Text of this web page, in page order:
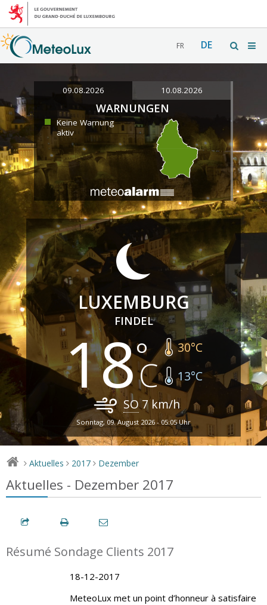
FR DE
09.08.2026 10.08.2026
WARNUNGEN
Keine Warnung
aktiv
LUXEMBURG
FINDEL
18 30°C
13°C
SO7 km/h
Sonntag, 09. August 2026 - 05:05 Uhr
> Aktuelles > 2017 > Dezember
Aktuelles - Dezember 2017
Résumé Sondage Clients 2017
18-12-2017
MeteoLux met un point d’honneur à satisfaire